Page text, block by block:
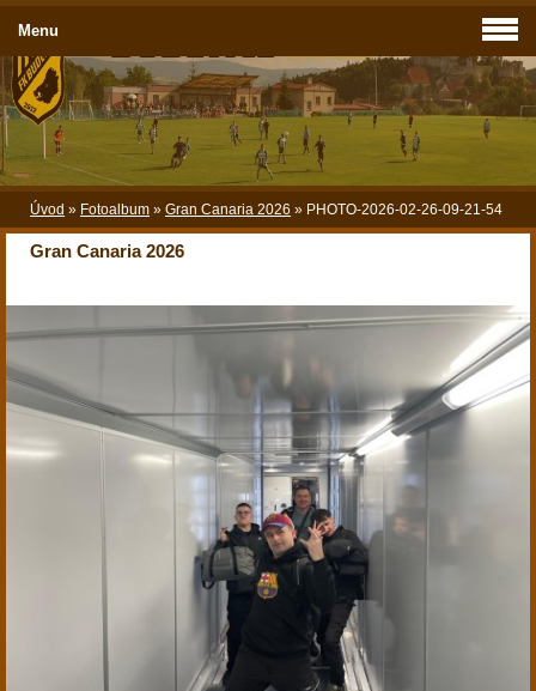
Úvod » Fotoalbum » Gran Canaria 2026 » PHOTO-2026-02-26-09-21-54
Gran Canaria 2026
Menu